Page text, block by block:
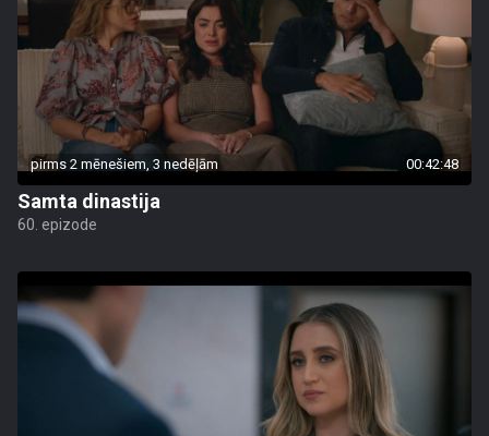
pirms 2 mēnešiem, 3 nedēļām 00:42:48
Samta dinastija
60. epizode